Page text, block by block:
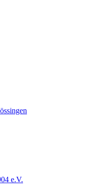
e.V.